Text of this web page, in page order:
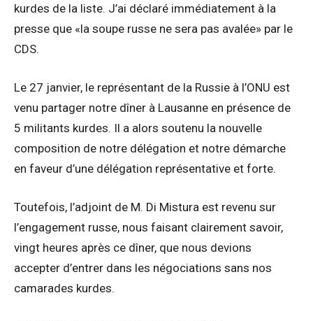
kurdes de la liste. J’ai déclaré immédiatement à la
presse que «la soupe russe ne sera pas avalée» par le
CDS.
Le 27 janvier, le représentant de la Russie à l’ONU est
venu partager notre dîner à Lausanne en présence de
5 militants kurdes. Il a alors soutenu la nouvelle
composition de notre délégation et notre démarche
en faveur d’une délégation représentative et forte.
Toutefois, l’adjoint de M. Di Mistura est revenu sur
l’engagement russe, nous faisant clairement savoir,
vingt heures après ce dîner, que nous devions
accepter d’entrer dans les négociations sans nos
camarades kurdes.